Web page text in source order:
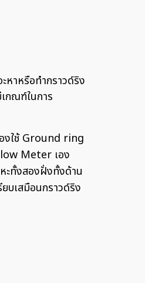
หาหรือทำกราวด์ริง
กณฑ์ในการ
งใช้ Ground ring
Meter เอง
ะทั้งสองฝั่งทั้งด้าน
เสมือนกราวด์ริง